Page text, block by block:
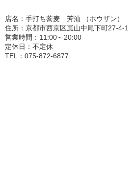
店名：手打ち蕎麦 芳汕 （ホウザン）
住所：京都市西京区嵐山中尾下町27-4-1
営業時間：11:00～20:00
定休日：不定休
TEL：075-872-6877